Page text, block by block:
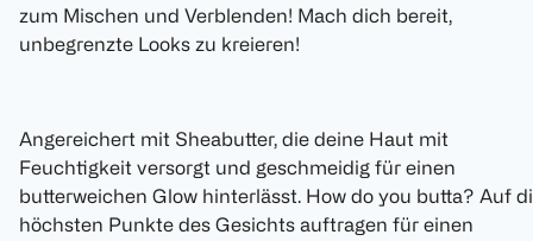
zum Mischen und Verblenden! Mach dich bereit,
unbegrenzte Looks zu kreieren!
Angereichert mit Sheabutter, die deine Haut mit
Feuchtigkeit versorgt und geschmeidig für einen
butterweichen Glow hinterlässt. How do you butta? Auf
höchsten Punkte des Gesichts auftragen für einen